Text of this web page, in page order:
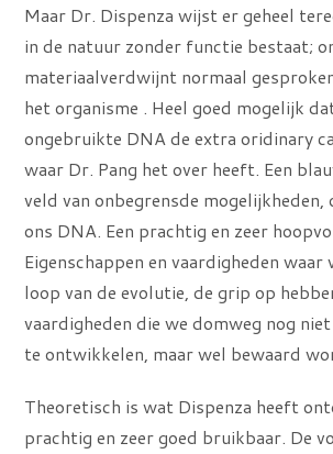
Maar Dr. Dispenza wijst er geheel
in de natuur zonder functie bestaat;
materiaalverdwijnt normaal
het organisme . Heel goed mogelijk
ongebruikte DNA de extra oridinary
waar Dr. Pang het over heeft. Een
veld van onbegrensde mogelijkheden,
ons DNA. Een prachtig en zeer
Eigenschappen en vaardigheden waar
loop van de evolutie, de grip op
vaardigheden die we domweg nog
te ontwikkelen, maar wel bewaard
Theoretisch is wat Dispenza heeft
prachtig en zeer goed bruikbaar. De